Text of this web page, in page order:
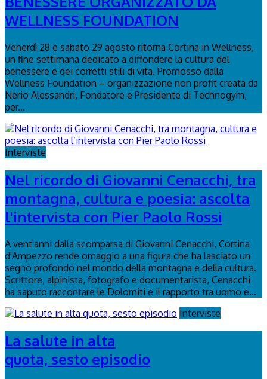
WELLNESS FOUNDATION
Venerdì 28 e sabato 29 agosto ritorna Cortina in Wellness,
un fine settimana dedicato a diffondere la cultura del
benessere e dei corretti stili di vita. Promosso dalla
Wellness Foundation – organizzazione non profit creata da
Nerio Alessandri, Fondatore e Presidente di Technogym,
per...
Interviste
Nel ricordo di Giovanni Cenacchi, tra
montagna, cultura e poesia: ascolta
l'intervista con Pier Paolo Rossi
A vent'anni dalla scomparsa di Giovanni Cenacchi, Cortina
d'Ampezzo rende omaggio a una figura che ha lasciato un
segno profondo nel mondo della montagna e della cultura.
Scrittore, alpinista, fotografo e documentarista, Cenacchi
ha saputo raccontare le Dolomiti e il rapporto tra uomo e...
Interviste
La salute in alta
quota, sesto episodio